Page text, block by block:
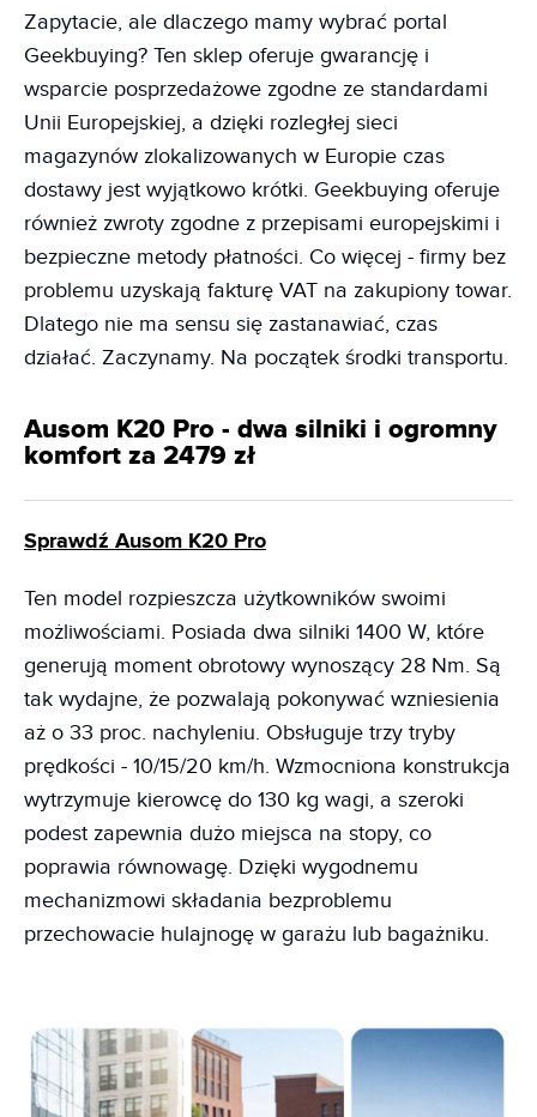
Zapytacie, ale dlaczego mamy wybrać portal
Geekbuying? Ten sklep oferuje gwarancję i
wsparcie posprzedażowe zgodne ze standardami
Unii Europejskiej, a dzięki rozległej sieci
magazynów zlokalizowanych w Europie czas
dostawy jest wyjątkowo krótki. Geekbuying oferuje
również zwroty zgodne z przepisami europejskimi i
bezpieczne metody płatności. Co więcej - firmy bez
problemu uzyskają fakturę VAT na zakupiony towar.
Dlatego nie ma sensu się zastanawiać, czas
działać. Zaczynamy. Na początek środki transportu.
Ausom K20 Pro - dwa silniki i ogromny
komfort za 2479 zł
Sprawdź Ausom K20 Pro
Ten model rozpieszcza użytkowników swoimi
możliwościami. Posiada dwa silniki 1400 W, które
generują moment obrotowy wynoszący 28 Nm. Są
tak wydajne, że pozwalają pokonywać wzniesienia
aż o 33 proc. nachyleniu. Obsługuje trzy tryby
prędkości - 10/15/20 km/h. Wzmocniona konstrukcja
wytrzymuje kierowcę do 130 kg wagi, a szeroki
podest zapewnia dużo miejsca na stopy, co
poprawia równowagę. Dzięki wygodnemu
mechanizmowi składania bezproblemu
przechowacie hulajnogę w garażu lub bagażniku.